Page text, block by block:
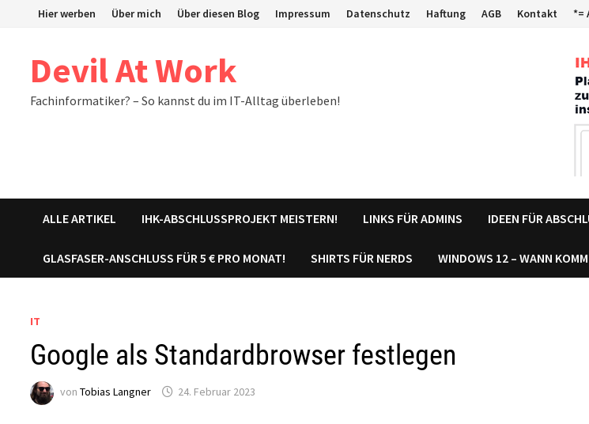
Hier werben Über mich Über diesen Blog Impressum Datenschutz Haftung AGB Kontakt *=
Devil At Work
Fachinformatiker? – So kannst du im IT-Alltag überleben!
ALLE ARTIKEL IHK-ABSCHLUSSPROJEKT MEISTERN! LINKS FÜR ADMINS IDEEN FÜR
GLASFASER-ANSCHLUSS FÜR 5 € PRO MONAT! SHIRTS FÜR NERDS WINDOWS 12 – WANN
IT
Google als Standardbrowser festlegen
vonTobias Langner 24. Februar 2023